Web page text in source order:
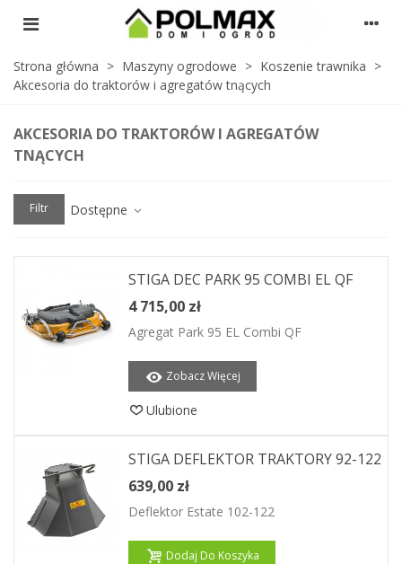
Strona główna > Maszyny ogrodowe > Koszenie trawnika >
Akcesoria do traktorów i agregatów tnących
AKCESORIA DO TRAKTORÓW I AGREGATÓW
TNĄCYCH
Filtr Dostępne
STIGA DEC PARK 95 COMBI EL QF
4 715,00 zł
Agregat Park 95 EL Combi QF
Zobacz Więcej
Ulubione
STIGA DEFLEKTOR TRAKTORY 92-122
639,00 zł
Deflektor Estate 102-122
Dodaj Do Koszyka